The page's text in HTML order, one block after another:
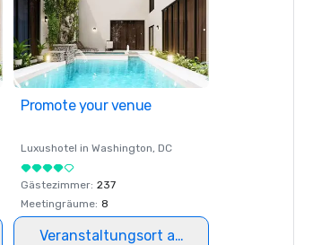
Promote your venue
Luxushotel in Washington, DC
Gästezimmer: 237
Meetingräume: 8
Veranstaltungsort auswählen